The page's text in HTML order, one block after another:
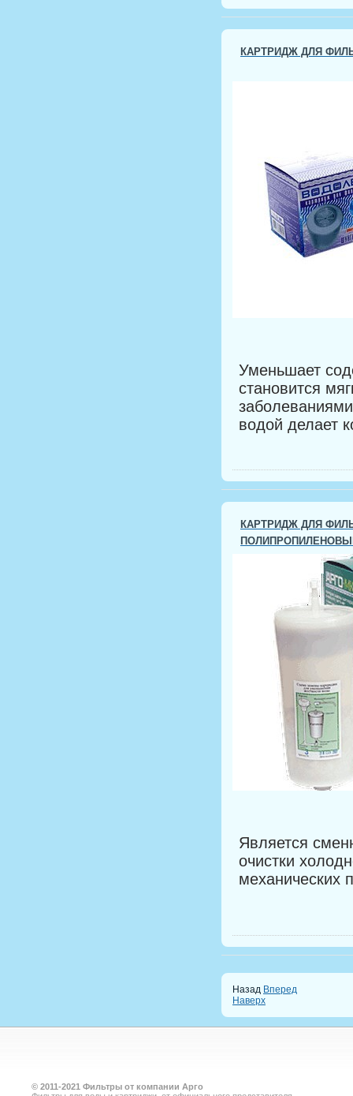
КАРТРИДЖ ДЛЯ
Уменьшает
становится
водой делает
КАРТРИДЖ ДЛЯ
Является
очистки
механических
Назад Вперед
Наверх
© 2011-2021 Фильтры от компании Арго